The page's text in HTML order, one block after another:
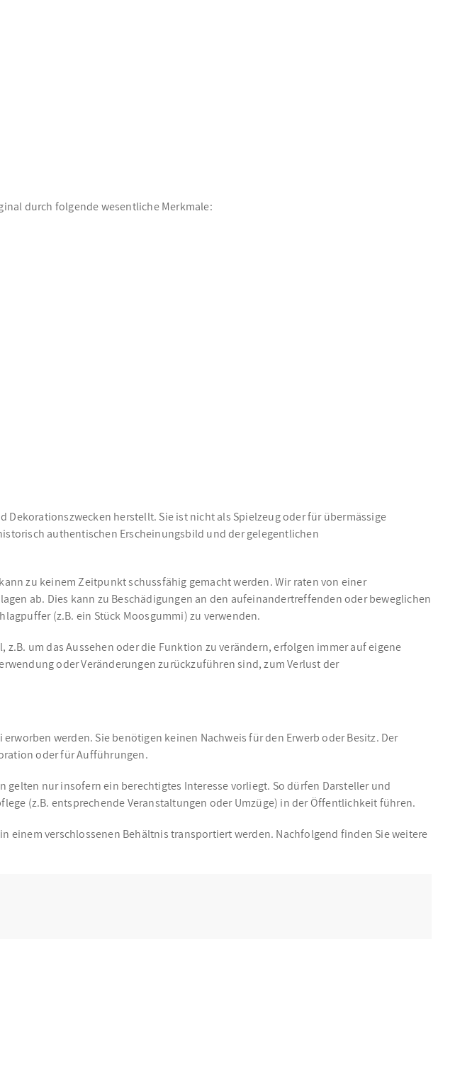
durch folgende wesentliche Merkmale:
herstellt. Sie ist nicht als Spielzeug oder für übermässige
authentischen Erscheinungsbild und der gelegentlichen
zu keinem Zeitpunkt schussfähig gemacht werden. Wir raten von einer
ab. Dies kann zu Beschädigungen an den aufeinandertreffenden oder beweglichen
(z.B. ein Stück Moosgummi) zu verwenden.
um das Aussehen oder die Funktion zu verändern, erfolgen immer auf eigene
oder Veränderungen zurückzuführen sind, zum Verlust der
werden. Sie benötigen keinen Nachweis für den Erwerb oder Besitz. Der
oder für Aufführungen.
nur insofern ein berechtigtes Interesse vorliegt. So dürfen Darsteller und
(z.B. entsprechende Veranstaltungen oder Umzüge) in der Öffentlichkeit führen.
verschlossenen Behältnis transportiert werden. Nachfolgend finden Sie weitere